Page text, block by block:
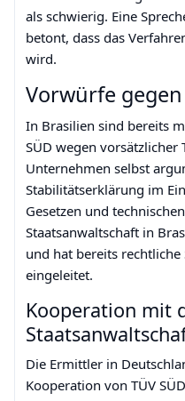
als schwierig. Eine
betont, dass das
wird.
Vorwürfe gegen
In Brasilien sind bereits
SÜD wegen vorsätzlicher
Unternehmen selbst
Stabilitätserklärung im
Gesetzen und
Staatsanwaltschaft in
und hat bereits
eingeleitet.
Kooperation mit
Die Ermittler in
Kooperation von TÜV